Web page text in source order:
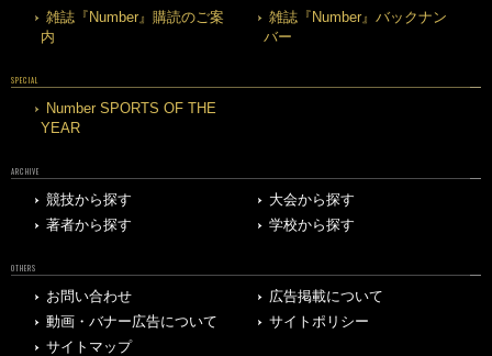
雑誌『Number』購読のご案
内
雑誌『Number』バックナン
バー
SPECIAL
Number SPORTS OF THE
YEAR
ARCHIVE
競技から探す
大会から探す
著者から探す
学校から探す
OTHERS
お問い合わせ
広告掲載について
動画・バナー広告について
サイトポリシー
サイトマップ